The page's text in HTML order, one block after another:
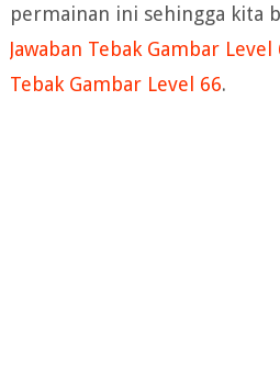
permainan ini sehingga kita
Jawaban Tebak Gambar Level
Tebak Gambar Level 66.